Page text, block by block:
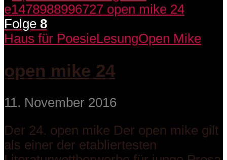
Folge 8
Haus für PoesieLesungOpen Mike
open mike 24
11. November 2016
Der 24. open mike Der open mike gilt
als einer der etabliertesten